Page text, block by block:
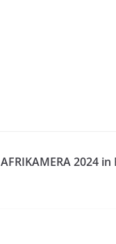
AFRIKAMERA 2024